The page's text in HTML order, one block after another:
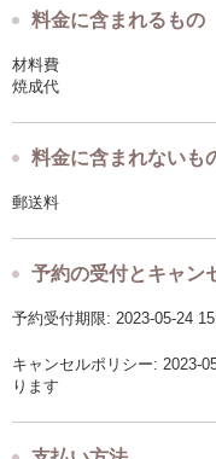
料金に含まれるもの
材料費
焼成代
料金に含まれないも
郵送料
予約の受付とキャン
予約受付期限: 2023-05-24
キャンセルポリシー: 2023-
ります